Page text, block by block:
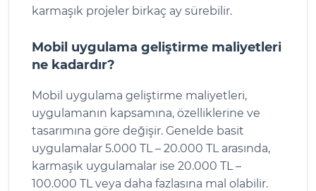
karmaşık projeler birkaç ay sürebilir.
Mobil uygulama geliştirme maliyetleri
ne kadardır?
Mobil uygulama geliştirme maliyetleri,
uygulamanın kapsamına, özelliklerine ve
tasarımına göre değişir. Genelde basit
uygulamalar 5.000 TL – 20.000 TL arasında,
karmaşık uygulamalar ise 20.000 TL –
100.000 TL veya daha fazlasına mal olabilir.